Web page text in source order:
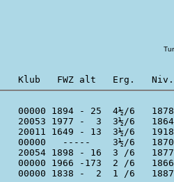
00000 1894 - 25  4½/6
1977 -  3  3½/6   1864
1649 - 13  3½/6
00000   -----    3½/6
1898 - 16  3 /6   1877
00000 1966 -173  2 /6   1866